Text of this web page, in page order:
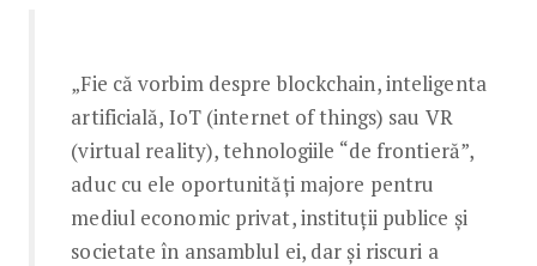
„Fie că vorbim despre blockchain, inteligenta
artificială, IoT (internet of things) sau VR
(virtual reality), tehnologiile “de frontieră”,
aduc cu ele oportunităţi majore pentru
mediul economic privat, instituţii publice şi
societate în ansamblul ei, dar şi riscuri a